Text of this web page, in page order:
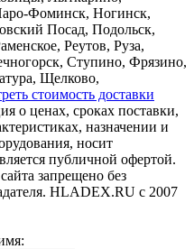
Фоминск, Ногинск,
Посад, Подольск,
Реутов, Руза,
Ступино, Фрязино,
Щелково,
стоимость доставки
о ценах, сроках поставки,
назначении и
носит
публичной офертой.
запрещено без
HLADEX.RU c 2007